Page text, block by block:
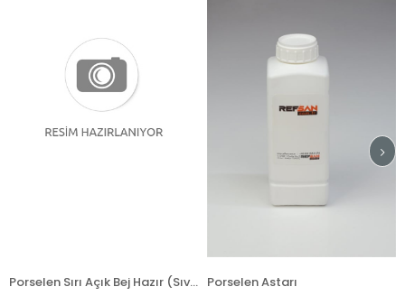
Porselen Sırı Açık Bej Hazır (Sıvı) Porselen Astarı